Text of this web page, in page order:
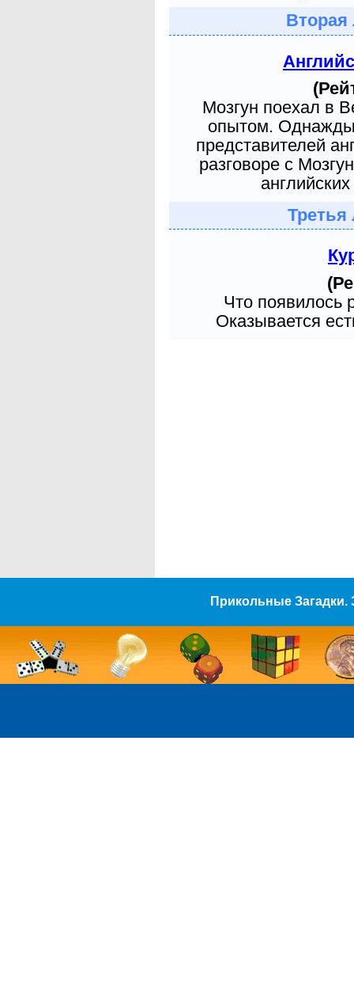
Вторая
Мозгун поехал в
опытом. Однажды
представителей
разговоре с
Третья
Что появилось
Оказывается
Прикольные Загадки.